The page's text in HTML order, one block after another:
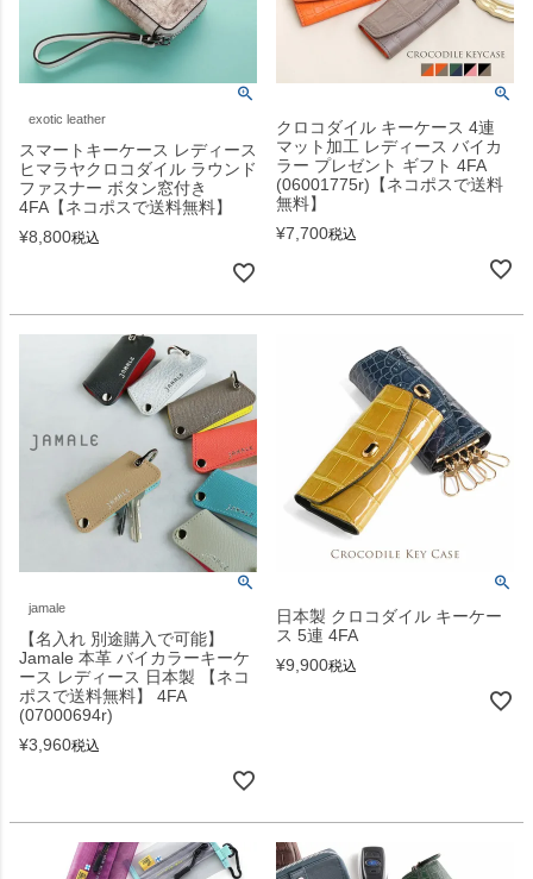
exotic leather
スマートキーケース レディース
ヒマラヤクロコダイル ラウンド
ファスナー ボタン窓付き
4FA【ネコポスで送料無料】
¥8,800税込
クロコダイル キーケース 4連
マット加工 レディース バイカ
ラー プレゼント ギフト 4FA
(06001775r)【ネコポスで送料
無料】
¥7,700税込
jamale
【名入れ 別途購入で可能】
Jamale 本革 バイカラーキーケ
ース レディース 日本製 【ネコ
ポスで送料無料】 4FA
(07000694r)
¥3,960税込
日本製 クロコダイル キーケー
ス 5連 4FA
¥9,900税込